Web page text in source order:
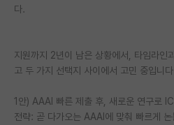
임용 후기 게시판
인문사회 계열 게시판
다.
지원까지 2년이 남은 상황에서, 타임라인
고 두 가지 선택지 사이에서 고민 중입니
1안) AAAI 빠른 제출 후, 새로운 연구로
전략: 곧 다가오는 AAAI에 맞춰 빠르게